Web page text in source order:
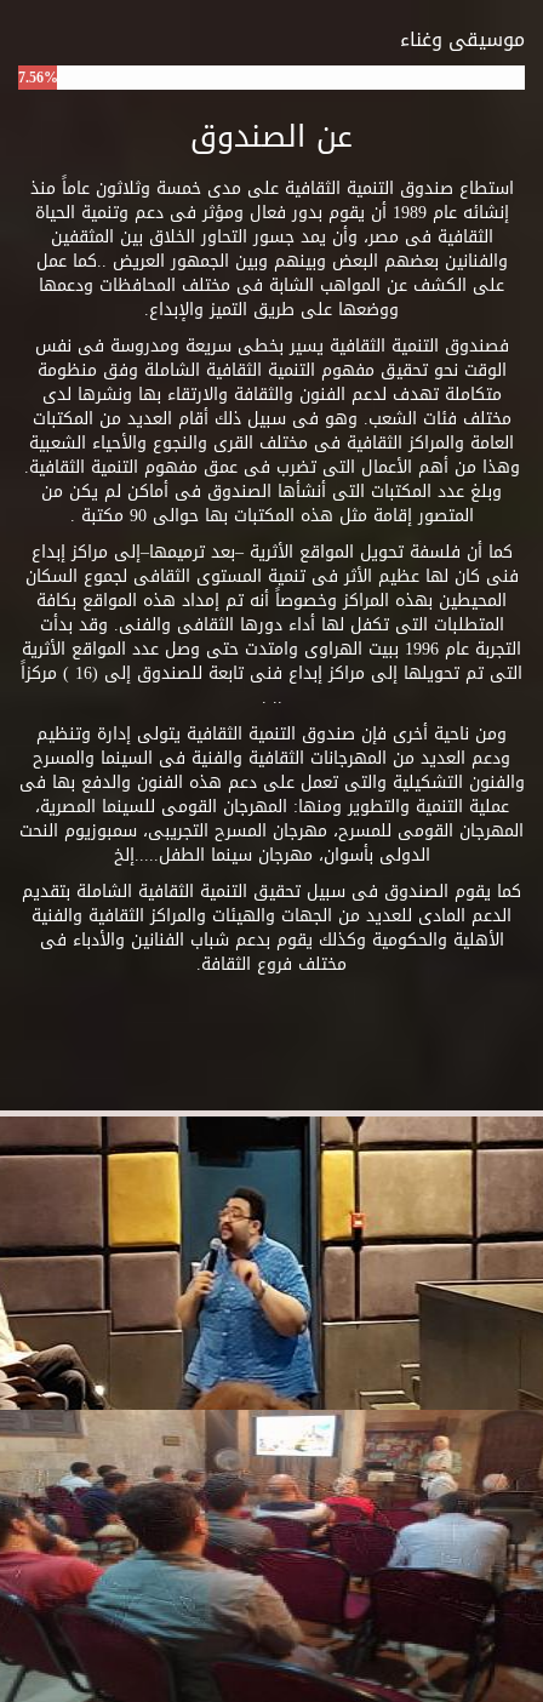
موسيقى وغناء
7.56%
عن الصندوق
استطاع صندوق التنمية الثقافية على مدى خمسة وثلاثون عاماً منذ
إنشائه عام 1989 أن يقوم بدور فعال ومؤثر فى دعم وتنمية الحياة
الثقافية فى مصر، وأن يمد جسور التحاور الخلاق بين المثقفين
والفنانين بعضهم البعض وبينهم وبين الجمهور العريض ..كما عمل
على الكشف عن المواهب الشابة فى مختلف المحافظات ودعمها
ووضعها على طريق التميز والإبداع.
فصندوق التنمية الثقافية يسير بخطى سريعة ومدروسة فى نفس
الوقت نحو تحقيق مفهوم التنمية الثقافية الشاملة وفق منظومة
متكاملة تهدف لدعم الفنون والثقافة والارتقاء بها ونشرها لدى
مختلف فئات الشعب. وهو فى سبيل ذلك أقام العديد من المكتبات
العامة والمراكز الثقافية فى مختلف القرى والنجوع والأحياء الشعبية
وهذا من أهم الأعمال التى تضرب فى عمق مفهوم التنمية الثقافية.
وبلغ عدد المكتبات التى أنشأها الصندوق فى أماكن لم يكن من
المتصور إقامة مثل هذه المكتبات بها حوالى 90 مكتبة .
كما أن فلسفة تحويل المواقع الأثرية –بعد ترميمها–إلى مراكز إبداع
فنى كان لها عظيم الأثر فى تنمية المستوى الثقافى لجموع السكان
المحيطين بهذه المراكز وخصوصاً أنه تم إمداد هذه المواقع بكافة
المتطلبات التى تكفل لها أداء دورها الثقافى والفنى. وقد بدأت
التجربة عام 1996 ببيت الهراوى وامتدت حتى وصل عدد المواقع الأثرية
التى تم تحويلها إلى مراكز إبداع فنى تابعة للصندوق إلى (16 ) مركزاً
.. .
ومن ناحية أخرى فإن صندوق التنمية الثقافية يتولى إدارة وتنظيم
ودعم العديد من المهرجانات الثقافية والفنية فى السينما والمسرح
والفنون التشكيلية والتى تعمل على دعم هذه الفنون والدفع بها فى
عملية التنمية والتطوير ومنها: المهرجان القومى للسينما المصرية،
المهرجان القومى للمسرح، مهرجان المسرح التجريبى، سمبوزيوم النحت
الدولى بأسوان، مهرجان سينما الطفل.....إلخ
كما يقوم الصندوق فى سبيل تحقيق التنمية الثقافية الشاملة بتقديم
الدعم المادى للعديد من الجهات والهيئات والمراكز الثقافية والفنية
الأهلية والحكومية وكذلك يقوم بدعم شباب الفنانين والأدباء فى
مختلف فروع الثقافة.